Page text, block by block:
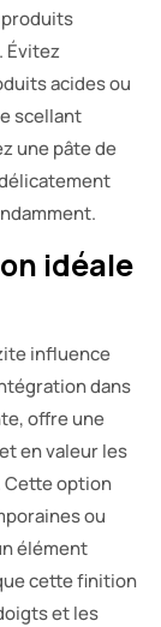
produits
Évitez
acides ou
scellant
une pâte de
idéale
influence
dans
offre une
en valeur les
Cette option
ou
élément
cette finition
et les